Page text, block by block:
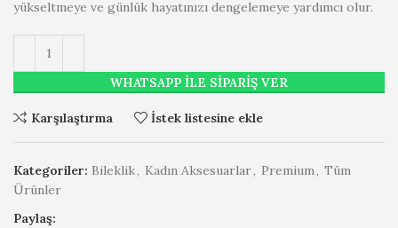
yükseltmeye ve günlük hayatınızı dengelemeye yardımcı olur.
WHATSAPP ILE SIPARIŞ VER
Karşılaştırma İstek listesine ekle
Kategoriler: Bileklik, Kadın Aksesuarlar, Premium, Tüm
Ürünler
Paylaş: